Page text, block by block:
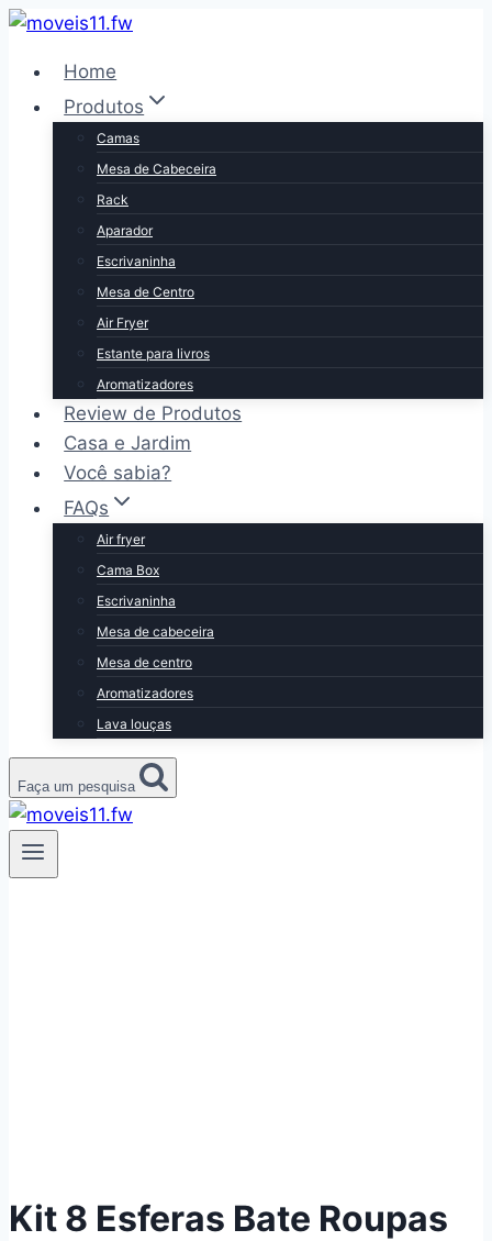
Pular
Conteúdo
Home
Produtos
Camas
Mesa de Cabeceira
Rack
Aparador
Escrivaninha
Mesa de Centro
Air Fryer
Estante para livros
Aromatizadores
Review de Produtos
Casa e Jardim
Você sabia?
FAQs
Air fryer
Cama Box
Escrivaninha
Mesa de cabeceira
Mesa de centro
Aromatizadores
Lava louças
Faça um pesquisa
Kit 8 Esferas Bate Roupas